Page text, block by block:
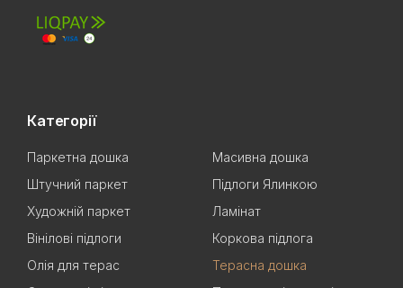
Категорії
Паркетна дошка
Масивна дошка
Штучний паркет
Підлоги Ялинкою
Художній паркет
Ламінат
Вінілові підлоги
Коркова підлога
Олія для терас
Терасна дошка